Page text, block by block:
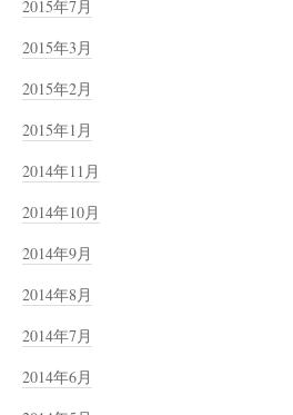
2015年7月
2015年3月
2015年2月
2015年1月
2014年11月
2014年10月
2014年9月
2014年8月
2014年7月
2014年6月